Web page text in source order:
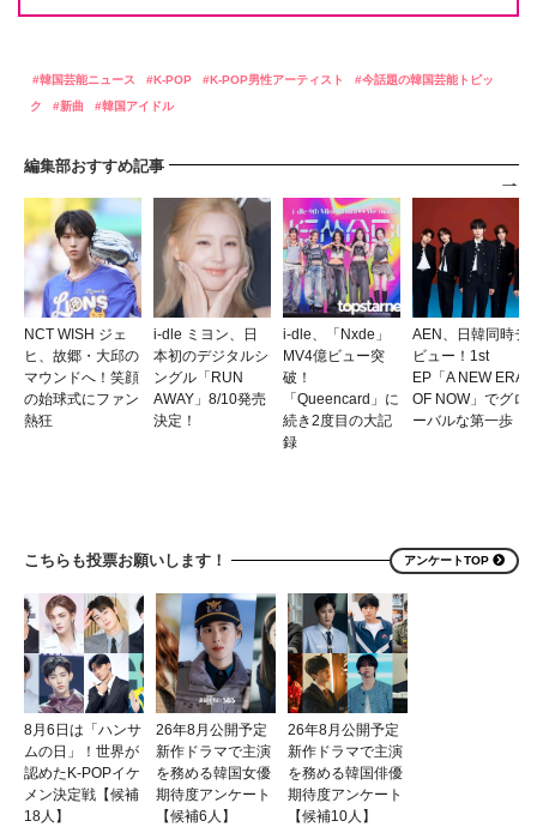
韓国芸能ニュース K-POP K-POP男性アーティスト
今話題の韓国芸能トピッ
ク
新曲 韓国アイドル
編集部おすすめ記事
NCT WISH ジェ
ヒ、故郷・大邱の
マウンドへ！笑顔
の始球式にファン
熱狂
i-dle ミヨン、日
本初のデジタルシ
ングル「RUN
AWAY」8/10発売
決定！
i-dle、「Nxde」
MV4億ビュー突
破！
「Queencard」に
続き2度目の大記
録
AEN、日韓同時デ
ビュー！1st
EP「A NEW ERA
OF NOW」でグロ
ーバルな第一歩
こちらも投票お願いします！ アンケートTOP
8月6日は「ハンサ
ムの日」！世界が
認めたK-POPイケ
メン決定戦【候補
18人】
26年8月公開予定
新作ドラマで主演
を務める韓国女優
期待度アンケート
【候補6人】
26年8月公開予定
新作ドラマで主演
を務める韓国俳優
期待度アンケート
【候補10人】